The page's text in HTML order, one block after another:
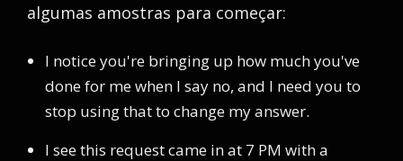
algumas amostras para começar:
I notice you're bringing up how much you've
done for me when I say no, and I need you to
stop using that to change my answer.
I see this request came in at 7 PM with a